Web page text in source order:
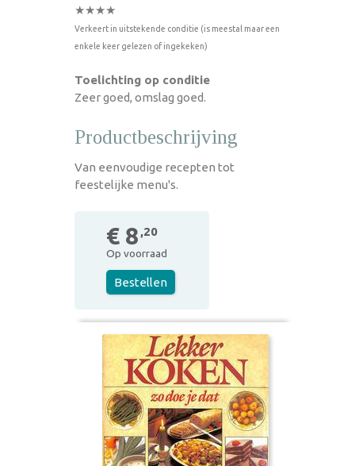
★★★★
Verkeert in uitstekende conditie (is meestal maar een
enkele keer gelezen of ingekeken)
Toelichting op conditie
Zeer goed, omslag goed.
Productbeschrijving
Van eenvoudige recepten tot
feestelijke menu's.
€ 8 ,20
Op voorraad
Bestellen